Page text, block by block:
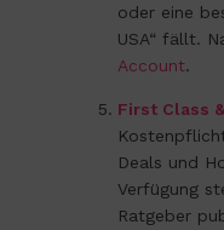
oder eine
USA“ fällt.
Account.
First Class
Deals und
Verfügung
Ratgeber